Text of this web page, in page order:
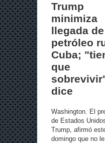
Trump
minimiza
llegada de
petróleo
Cuba;
que
dice
Washington. El
de Estados
Trump, afirmó
domingo que no